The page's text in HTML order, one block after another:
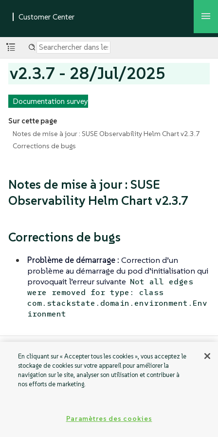
v2.3.7 - 28/Jul/2025
Documentation survey
Sur cette page
Notes de mise à jour : SUSE Observability Helm Chart v2.3.7
Corrections de bugs
Notes de mise à jour : SUSE
Observability Helm Chart v2.3.7
Corrections de bugs
Problème de démarrage : Correction d’un
problème au démarrage du pod d’initialisation qui
provoquait l’erreur suivante Not all edges
were removed for type: class
com.stackstate.domain.environment.Env
ironment
v2.4.0 -
25/Aug/2025
v2.3.6 -
23/Jul/2025
En cliquant sur « Accepter tous les cookies », vous acceptez le
stockage de cookies sur votre appareil pour améliorer la
navigation sur le site, analyser son utilisation et contribuer à
nos efforts de marketing.
Paramètres des cookies